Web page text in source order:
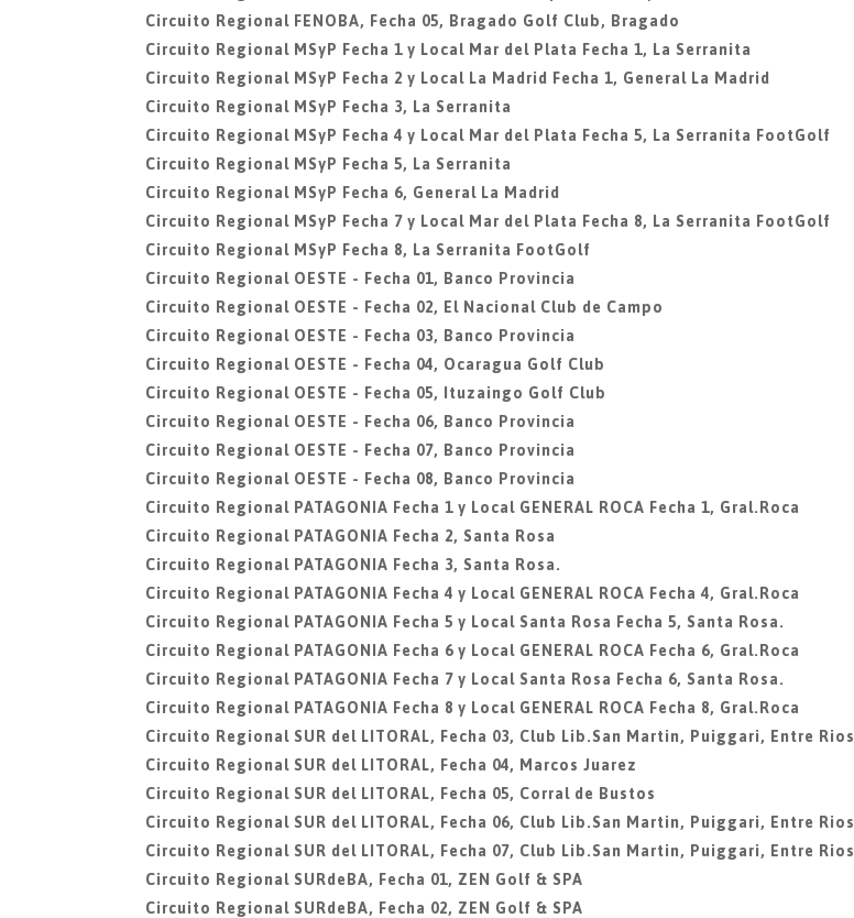
Circuito Regional FENOBA, Fecha 05, Bragado Golf Club, Bragado
Circuito Regional MSyP Fecha 1 y Local Mar del Plata Fecha 1, La Serranita
Circuito Regional MSyP Fecha 2 y Local La Madrid Fecha 1, General La Madrid
Circuito Regional MSyP Fecha 3, La Serranita
Circuito Regional MSyP Fecha 4 y Local Mar del Plata Fecha 5, La Serranita FootGolf
Circuito Regional MSyP Fecha 5, La Serranita
Circuito Regional MSyP Fecha 6, General La Madrid
Circuito Regional MSyP Fecha 7 y Local Mar del Plata Fecha 8, La Serranita FootGolf
Circuito Regional MSyP Fecha 8, La Serranita FootGolf
Circuito Regional OESTE - Fecha 01, Banco Provincia
Circuito Regional OESTE - Fecha 02, El Nacional Club de Campo
Circuito Regional OESTE - Fecha 03, Banco Provincia
Circuito Regional OESTE - Fecha 04, Ocaragua Golf Club
Circuito Regional OESTE - Fecha 05, Ituzaingo Golf Club
Circuito Regional OESTE - Fecha 06, Banco Provincia
Circuito Regional OESTE - Fecha 07, Banco Provincia
Circuito Regional OESTE - Fecha 08, Banco Provincia
Circuito Regional PATAGONIA Fecha 1 y Local GENERAL ROCA Fecha 1, Gral.Roca
Circuito Regional PATAGONIA Fecha 2, Santa Rosa
Circuito Regional PATAGONIA Fecha 3, Santa Rosa.
Circuito Regional PATAGONIA Fecha 4 y Local GENERAL ROCA Fecha 4, Gral.Roca
Circuito Regional PATAGONIA Fecha 5 y Local Santa Rosa Fecha 5, Santa Rosa.
Circuito Regional PATAGONIA Fecha 6 y Local GENERAL ROCA Fecha 6, Gral.Roca
Circuito Regional PATAGONIA Fecha 7 y Local Santa Rosa Fecha 6, Santa Rosa.
Circuito Regional PATAGONIA Fecha 8 y Local GENERAL ROCA Fecha 8, Gral.Roca
Circuito Regional SUR del LITORAL, Fecha 03, Club Lib.San Martin, Puiggari, Entre Rios
Circuito Regional SUR del LITORAL, Fecha 04, Marcos Juarez
Circuito Regional SUR del LITORAL, Fecha 05, Corral de Bustos
Circuito Regional SUR del LITORAL, Fecha 06, Club Lib.San Martin, Puiggari, Entre Rios
Circuito Regional SUR del LITORAL, Fecha 07, Club Lib.San Martin, Puiggari, Entre Rios
Circuito Regional SURdeBA, Fecha 01, ZEN Golf & SPA
Circuito Regional SURdeBA, Fecha 02, ZEN Golf & SPA